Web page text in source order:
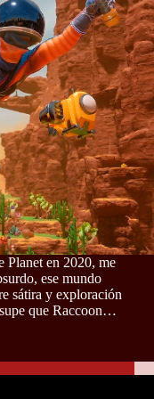
Planet en 2020, me
ese mundo
sátira y exploración
que Raccoon…